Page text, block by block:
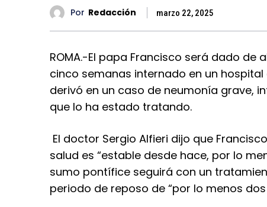
Por Redacción marzo 22, 2025
ROMA.-El papa Francisco será dado
cinco semanas internado en un
derivó en un caso de neumonía grave,
que lo ha estado tratando.
El doctor Sergio Alfieri dijo que
salud es “estable desde hace, por lo
sumo pontífice seguirá con un
periodo de reposo de “por lo menos dos